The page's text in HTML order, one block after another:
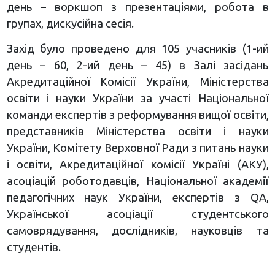
день – воркшоп з презентаціями, робота в
групах, дискусійна сесія.
Захід було проведено для 105 учасників (1-ий
день – 60, 2-ий день – 45) в Залі засідань
Акредитаційної Комісії України, Міністерства
освіти і науки України за участі Національної
команди експертів з реформування вищої освіти,
представників Міністерства освіти і науки
України, Комітету Верховної Ради з питань науки
і освіти, Акредитаційної комісії Україні (АКУ),
асоціацій роботодавців, Національної академії
педагогічних наук України, експертів з QA,
Української асоціації студентського
самоврядування, дослідників, науковців та
студентів.